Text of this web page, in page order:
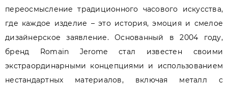
переосмысление традиционного часового искусства,
где каждое изделие – это история, эмоция и смелое
дизайнерское заявление. Основанный в 2004 году,
бренд Romain Jerome стал известен своими
экстраординарными концепциями и использованием
нестандартных материалов, включая металл с